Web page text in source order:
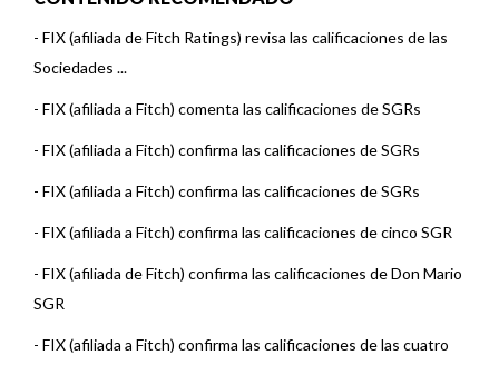
- FIX (afiliada de Fitch Ratings) revisa las calificaciones de las
Sociedades ...
- FIX (afiliada a Fitch) comenta las calificaciones de SGRs
- FIX (afiliada a Fitch) confirma las calificaciones de SGRs
- FIX (afiliada a Fitch) confirma las calificaciones de SGRs
- FIX (afiliada a Fitch) confirma las calificaciones de cinco SGR
- FIX (afiliada de Fitch) confirma las calificaciones de Don Mario
SGR
- FIX (afiliada a Fitch) confirma las calificaciones de las cuatro